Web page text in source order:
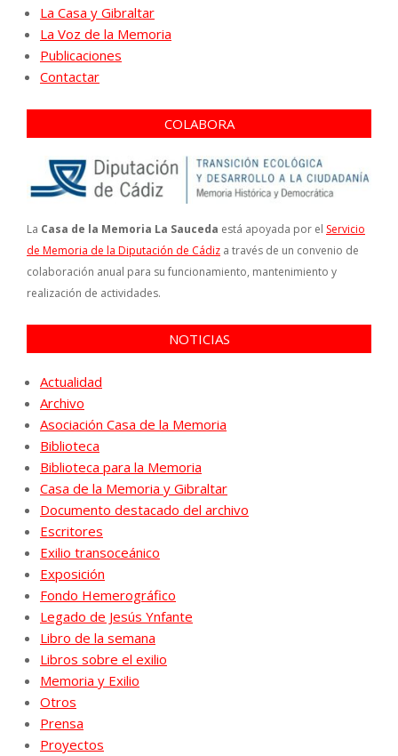
La Casa y Gibraltar
La Voz de la Memoria
Publicaciones
Contactar
COLABORA
La Casa de la Memoria La Sauceda está apoyada por el Servicio
de Memoria de la Diputación de Cádiz a través de un convenio de
colaboración anual para su funcionamiento, mantenimiento y
realización de actividades.
NOTICIAS
Actualidad
Archivo
Asociación Casa de la Memoria
Biblioteca
Biblioteca para la Memoria
Casa de la Memoria y Gibraltar
Documento destacado del archivo
Escritores
Exilio transoceánico
Exposición
Fondo Hemerográfico
Legado de Jesús Ynfante
Libro de la semana
Libros sobre el exilio
Memoria y Exilio
Otros
Prensa
Proyectos